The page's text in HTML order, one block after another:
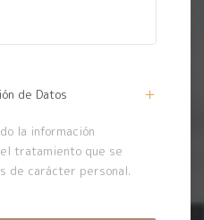
de Datos
la información
tratamiento que se
de carácter personal.